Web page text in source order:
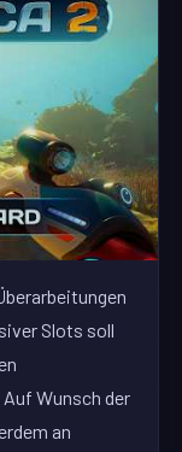
Slots soll
Wunsch der
an